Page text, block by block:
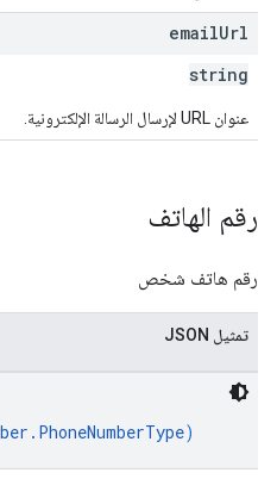
emailUrl
string
عنوان URL لإرسال الرسالة الإلكترونية.
رقم الهاتف
رقم هاتف شخص
تمثيل JSON
)